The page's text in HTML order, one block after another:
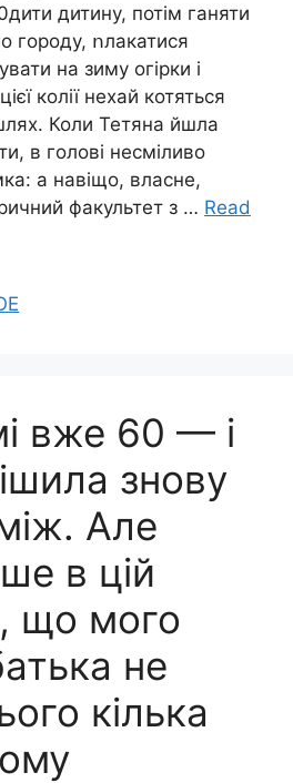
дитину, потім ганяти
городу, ոлакатися
на зиму огірки і
колії нехай котяться
Коли Тетяна йшла
в голові несміливо
а навіщо, власне,
факультет з … Read
вже 60 — і
знову
Але
в цій
що мого
не
кілька